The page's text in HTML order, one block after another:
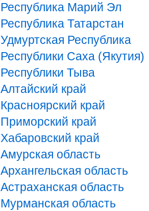
Республика Марий Эл
Республика Татарстан
Удмуртская Республика
Республики Саха (Якутия)
Республики Тыва
Алтайский край
Красноярский край
Приморский край
Хабаровский край
Амурская область
Архангельская область
Астраханская область
Мурманская область